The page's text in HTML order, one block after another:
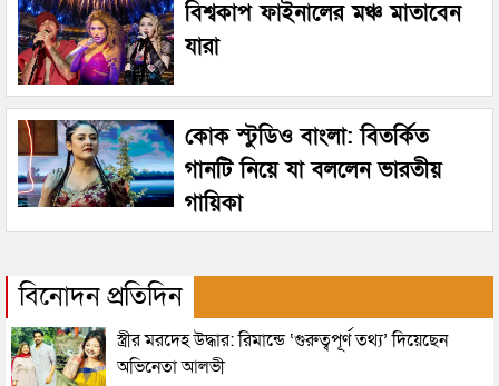
বিশ্বকাপ ফাইনালের মঞ্চ মাতাবেন
যারা
কোক স্টুডিও বাংলা: বিতর্কিত
গানটি নিয়ে যা বললেন ভারতীয়
গায়িকা
বিনোদন প্রতিদিন
স্ত্রীর মরদেহ উদ্ধার: রিমান্ডে ‘গুরুত্বপূর্ণ তথ্য’ দিয়েছেন
অভিনেতা আলভী